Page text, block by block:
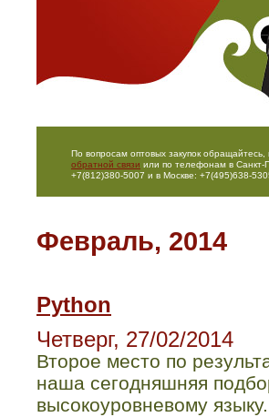
По вопросам оптовых закупок обращайтесь,
обратной связи или по телефонам в Санкт-
+7(812)380-5007 и в Москве: +7(495)638-
Февраль, 2014
Python
Четверг, 27/02/2014
Второе место по
наша сегодняшняя
высокоуровневому языку.